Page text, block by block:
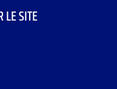
LE SITE